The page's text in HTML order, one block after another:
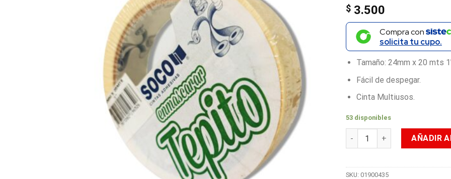
$ 3.500
Compra con
solicita tu cupo.
Tamaño: 24mm x 20 mts
Fácil de despegar.
Cinta Multiusos.
53 disponibles
Cinta De Enmascarar Tepito
AÑADIR
SKU: 01900435